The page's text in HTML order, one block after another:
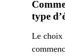
type
Le choix